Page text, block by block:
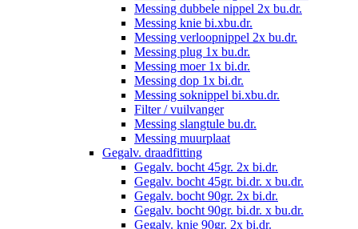
Messing dubbele nippel 2x bu.dr.
Messing knie bi.xbu.dr.
Messing verloopnippel 2x bu.dr.
Messing plug 1x bu.dr.
Messing moer 1x bi.dr.
Messing dop 1x bi.dr.
Messing soknippel bi.xbu.dr.
Filter / vuilvanger
Messing slangtule bu.dr.
Messing muurplaat
Gegalv. draadfitting
Gegalv. bocht 45gr. 2x bi.dr.
Gegalv. bocht 45gr. bi.dr. x bu.dr.
Gegalv. bocht 90gr. 2x bi.dr.
Gegalv. bocht 90gr. bi.dr. x bu.dr.
Gegalv. knie 90gr. 2x bi.dr.